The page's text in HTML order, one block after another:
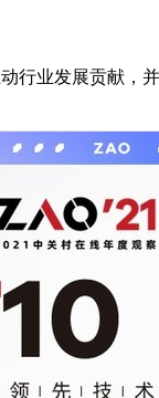
行业发展贡献